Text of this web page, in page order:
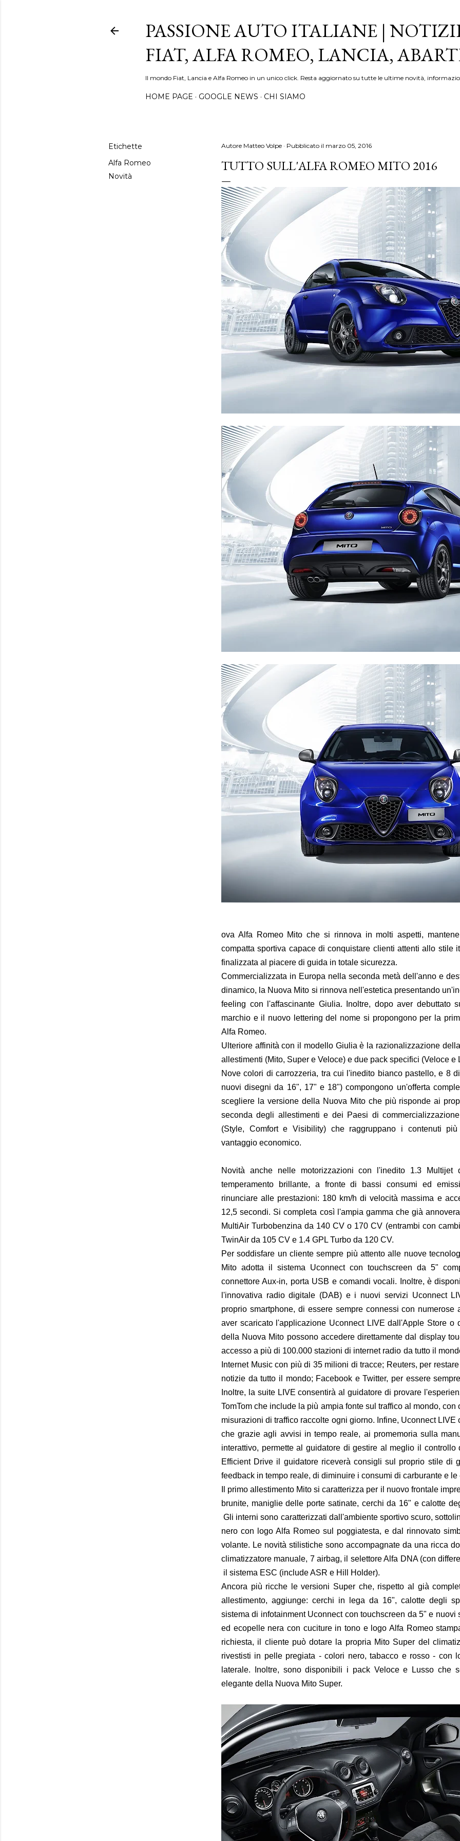
PASSIONE AUTO ITALIANE |
FIAT, ALFA ROMEO, LANCIA,
Il mondo Fiat, Lancia e Alfa Romeo in un unico click. Resta aggiornato su tutte le ultime novità,
HOME PAGE GOOGLE NEWS CHI SIAMO
Etichette
Alfa Romeo
Novità
Autore Matteo Volpe Pubblicato il marzo 05, 2016
TUTTO SULL'ALFA ROMEO MITO 2016
ova Alfa Romeo Mito che si rinnova in molti aspetti,
compatta sportiva capace di conquistare clienti attenti allo stile
finalizzata al piacere di guida in totale sicurezza.
Commercializzata in Europa nella seconda metà dell'anno e
dinamico, la Nuova Mito si rinnova nell'estetica presentando
feeling con l'affascinante Giulia. Inoltre, dopo aver debuttato
marchio e il nuovo lettering del nome si propongono per la
Alfa Romeo.
Ulteriore affinità con il modello Giulia è la razionalizzazione
allestimenti (Mito, Super e Veloce) e due pack specifici (Veloce e
Nove colori di carrozzeria, tra cui l'inedito bianco pastello, e 8
nuovi disegni da 16", 17" e 18") compongono un'offerta
scegliere la versione della Nuova Mito che più risponde ai
seconda degli allestimenti e dei Paesi di
(Style, Comfort e Visibility) che raggruppano i contenuti
vantaggio economico.
Novità anche nelle motorizzazioni con l'inedito 1.3
temperamento brillante, a fronte di bassi consumi ed
rinunciare alle prestazioni: 180 km/h di velocità massima e
12,5 secondi. Si completa così l'ampia gamma che già
MultiAir Turbobenzina da 140 CV o 170 CV (entrambi con
TwinAir da 105 CV e 1.4 GPL Turbo da 120 CV.
Per soddisfare un cliente sempre più attento alle nuove
Mito adotta il sistema Uconnect con touchscreen da 5"
connettore Aux-in, porta USB e comandi vocali. Inoltre, è
l'innovativa radio digitale (DAB) e i nuovi servizi Uconnect
proprio smartphone, di essere sempre connessi con numerose
aver scaricato l'applicazione Uconnect LIVE dall'Apple Store o
della Nuova Mito possono accedere direttamente dal display
accesso a più di 100.000 stazioni di internet radio da tutto il
Internet Music con più di 35 milioni di tracce; Reuters, per
notizie da tutto il mondo; Facebook e Twitter, per essere
Inoltre, la suite LIVE consentirà al guidatore di provare
TomTom che include la più ampia fonte sul traffico al mondo,
misurazioni di traffico raccolte ogni giorno. Infine, Uconnect
che grazie agli avvisi in tempo reale, ai promemoria sulla
interattivo, permette al guidatore di gestire al meglio il
Efficient Drive il guidatore riceverà consigli sul proprio stile di
feedback in tempo reale, di diminuire i consumi di carburante e
Il primo allestimento Mito si caratterizza per il nuovo frontale
brunite, maniglie delle porte satinate, cerchi da 16" e calotte
Gli interni sono caratterizzati dall'ambiente sportivo scuro,
nero con logo Alfa Romeo sul poggiatesta, e dal rinnovato
volante. Le novità stilistiche sono accompagnate da una ricca
climatizzatore manuale, 7 airbag, il selettore Alfa DNA (con
il sistema ESC (include ASR e Hill Holder).
Ancora più ricche le versioni Super che, rispetto al già
allestimento, aggiunge: cerchi in lega da 16", calotte degli
sistema di infotainment Uconnect con touchscreen da 5" e
ed ecopelle nera con cuciture in tono e logo Alfa Romeo
richiesta, il cliente può dotare la propria Mito Super del
rivestisti in pelle pregiata - colori nero, tabacco e rosso - con
laterale. Inoltre, sono disponibili i pack Veloce e Lusso che
elegante della Nuova Mito Super.